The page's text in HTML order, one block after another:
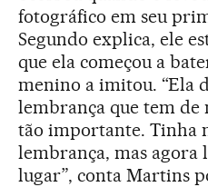
fotográfico em seu
Segundo explica, ele
que ela começou a
menino a imitou. “Ela
lembrança que tem de
tão importante. Tinha
lembrança, mas agora
lugar”, conta Martins